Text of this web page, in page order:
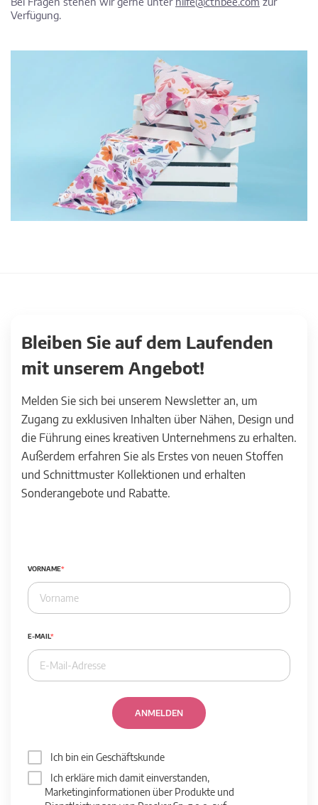
Verfügung.
Bleiben Sie auf dem Laufenden
mit unserem Angebot!
Melden Sie sich bei unserem Newsletter an, um
Zugang zu exklusiven Inhalten über Nähen, Design und
die Führung eines kreativen Unternehmens zu erhalten.
Außerdem erfahren Sie als Erstes von neuen Stoffen
und Schnittmuster Kollektionen und erhalten
Sonderangebote und Rabatte.
VORNAME
E-MAIL
ANMELDEN
Ich bin ein Geschäftskunde
Ich erkläre mich damit einverstanden,
Marketinginformationen über Produkte und